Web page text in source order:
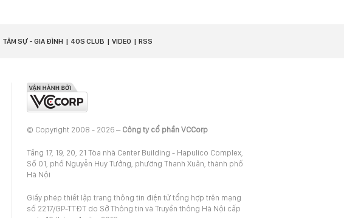
TÂM SỰ - GIA ĐÌNH 40S CLUB VIDEO RSS
© Copyright 2008 - 2026 – Công ty cổ phần VCCorp
Tầng 17, 19, 20, 21 Tòa nhà Center Building - Hapulico Complex,
Số 01, phố Nguyễn Huy Tưởng, phường Thanh Xuân, thành phố
Hà Nội
Giấy phép thiết lập trang thông tin điện tử tổng hợp trên mạng
số 2217/GP-TTĐT do Sở Thông tin và Truyền thông Hà Nội cấp